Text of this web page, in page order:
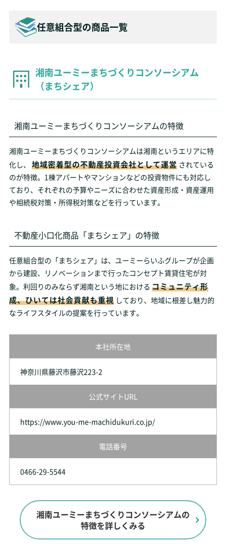
任意組合型の商品一覧
湘南ユーミーまちづくりコンソーシアム
（まちシェア）
湘南ユーミーまちづくりコンソーシアムの特徴
湘南ユーミーまちづくりコンソーシアムは湘南というエリアに特
化し、
地域密着型の不動産投資会社として運営 されている
のが特徴。1棟アパートやマンションなどの投資物件にも対応し
ており、それぞれの予算やニーズに合わせた資産形成・資産運用
や相続税対策・所得税対策などを行っています。
不動産小口化商品「まちシェア」の特徴
任意組合型の「まちシェア」は、ユーミーらいふグループが企画
から建設、リノベーションまで行ったコンセプト賃貸住宅が対
象。利回りのみならず湘南という地における コミュニティ形
成、ひいては社会貢献も重視 しており、地域に根差し魅力的
なライフスタイルの提案を行っています。
本社所在地
神奈川県藤沢市藤沢223-2
公式サイトURL
https://www.you-me-machidukuri.co.jp/
電話番号
0466-29-5544
湘南ユーミーまちづくりコンソーシアムの
特徴を詳しくみる